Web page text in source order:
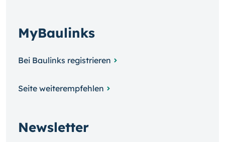
MyBaulinks
Bei Baulinks registrieren
Seite weiterempfehlen
Newsletter